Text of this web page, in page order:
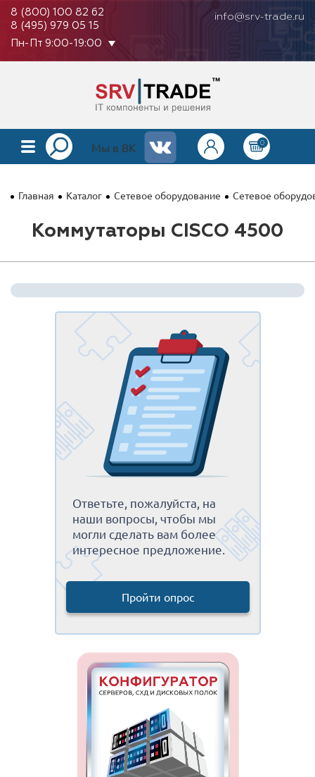
8 (800) 100 82 62
8 (495) 979 05 15
info@srv-trade.ru
Пн-Пт 9:00-19:00
КАТАЛОГ
ОПЛАТА
ГАРАНТИЯ
КОНТАКТЫ
АКЦИИ
Мы в ВК 0
Главная Каталог Сетевое оборудование Сетевое
Коммутаторы CISCO 4500
Ответьте, пожалуйста, на
наши вопросы, чтобы мы
могли сделать вам более
интересное предложение.
Пройти опрос